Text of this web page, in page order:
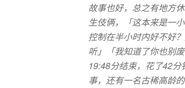
故事也好，总之有地方
生伎俩，「这本来是一
控制在半小时内好不
听」「我知道了你也别
19:48分结束，花了42
事，还有一名古稀高龄